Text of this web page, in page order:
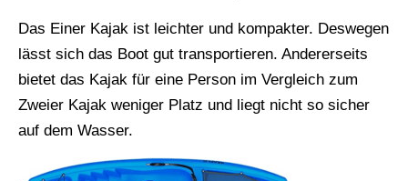
Das Einer Kajak ist leichter und kompakter. Deswegen
lässt sich das Boot gut transportieren. Andererseits
bietet das Kajak für eine Person im Vergleich zum
Zweier Kajak weniger Platz und liegt nicht so sicher
auf dem Wasser.